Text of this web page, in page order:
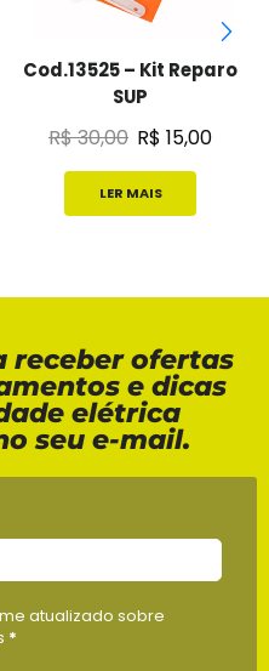
Cod.13525 – Kit Reparo
SUP
R$30,00 R$ 15,00
LER MAIS
receber ofertas
e dicas
elétrica
seu e-mail.
atualizado sobre
*